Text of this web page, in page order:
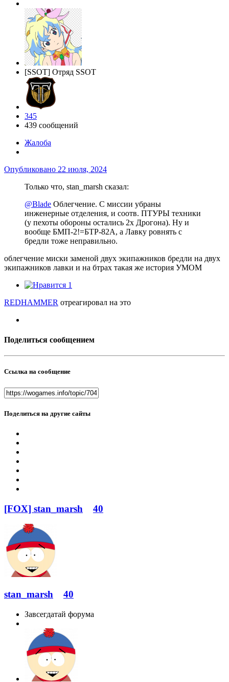
[SSOT] Отряд SSOT
345
439 сообщений
Жалоба
Опубликовано 22 июля, 2024
Только что, stan_marsh сказал:
@Blade Облегчение. С миссии убраны
инженерные отделения, и соотв. ПТУРЫ техники
(у пехоты обороны остались 2х Дрогона). Ну и
вообще БМП-2!=БТР-82А, а Лавку ровнять с
бредли тоже неправильно.
облегчение миски заменой двух экипажников бредли на двух
экипажников лавки и на бтрах такая же история УМОМ
1
REDHAMMER отреагировал на это
Поделиться сообщением
Ссылка на сообщение
Поделиться на другие сайты
[FOX] stan_marsh 40
stan_marsh 40
Завсегдатай форума